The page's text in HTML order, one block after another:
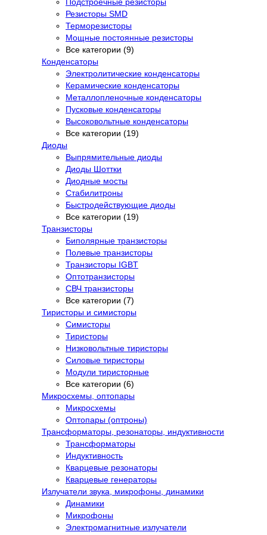
Резисторы SMD
Терморезисторы
Мощные постоянные резисторы
Все категории (9)
Конденсаторы
Электролитические конденсаторы
Керамические конденсаторы
Металлопленочные конденсаторы
Пусковые конденсаторы
Высоковольтные конденсаторы
Все категории (19)
Диоды
Выпрямительные диоды
Диоды Шоттки
Диодные мосты
Стабилитроны
Быстродействующие диоды
Все категории (19)
Транзисторы
Биполярные транзисторы
Полевые транзисторы
Транзисторы IGBT
Оптотранзисторы
СВЧ транзисторы
Все категории (7)
Тиристоры и симисторы
Симисторы
Тиристоры
Низковольтные тиристоры
Силовые тиристоры
Модули тиристорные
Все категории (6)
Микросхемы, оптопары
Микросхемы
Оптопары (оптроны)
Трансформаторы, резонаторы, индуктивности
Трансформаторы
Индуктивность
Кварцевые резонаторы
Кварцевые генераторы
Излучатели звука, микрофоны, динамики
Динамики
Микрофоны
Электромагнитные излучатели